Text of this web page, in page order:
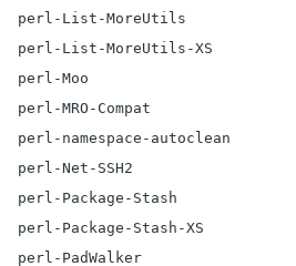
perl-List-MoreUtils
perl-List-MoreUtils-XS
perl-Moo
perl-MRO-Compat
perl-namespace-autoclean
perl-Net-SSH2
perl-Package-Stash
perl-Package-Stash-XS
perl-PadWalker